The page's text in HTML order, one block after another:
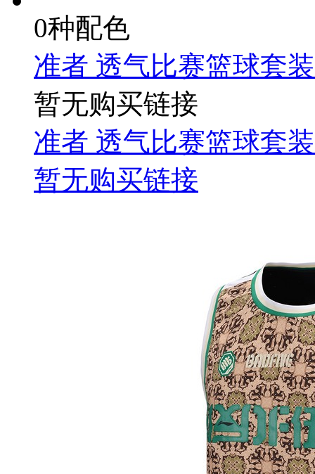
0种配色
准者 透气比赛篮球套
暂无购买链接
准者 透气比赛篮球套
暂无购买链接